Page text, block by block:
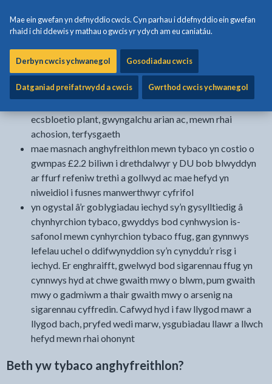
Mae ein gwefan yn defnyddio cwcis. Cyn parhau i ddefnyddio ein gwefan
rhaid i chi ddewis y mathau o gwcis yr ydych am eu caniatáu.
Derbyn cwcis ychwanegol Gosodiadau cwcis
Datganiad preifatrwydd a cwcis Gwrthod cwcis ychwanegol
byddent yn ei wneud pe baent yn talu’r pris llawn amdano
mae’r masnachu anghyfreithlon mewn tybaco yn cymryd
mae cysylltiad rhyngddo hefyd â throsedd. Mae
troseddu lefel isel yn ein cymunedau a throseddu
cyfundrefnol rhanbarthol, cenedlaethol a rhyngwladol,
ecsbloetio plant, gwyngalchu arian ac, mewn rhai
achosion, terfysgaeth
mae masnach anghyfreithlon mewn tybaco yn costio o
gwmpas £2.2 biliwn i drethdalwyr y DU bob blwyddyn
ar ffurf refeniw trethi a gollwyd ac mae hefyd yn
niweidiol i fusnes manwerthwyr cyfrifol
yn ogystal â’r goblygiadau iechyd sy’n gysylltiedig â
chynhyrchion tybaco, gwyddys bod cynhwysion is-
safonol mewn cynhyrchion tybaco ffug, gan gynnwys
lefelau uchel o ddifwynyddion sy’n cynyddu’r risg i
iechyd. Er enghraifft, gwelwyd bod sigarennau ffug yn
cynnwys hyd at chwe gwaith mwy o blwm, pum gwaith
mwy o gadmiwm a thair gwaith mwy o arsenig na
sigarennau cyffredin. Cafwyd hyd i faw llygod mawr a
llygod bach, pryfed wedi marw, ysgubiadau llawr a llwch
hefyd mewn rhai ohonynt
Beth yw tybaco anghyfreithlon?